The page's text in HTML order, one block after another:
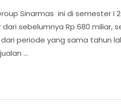
Sinarmas ini di semester I
sebelumnya Rp 680 miliar,
periode yang sama tahun
…